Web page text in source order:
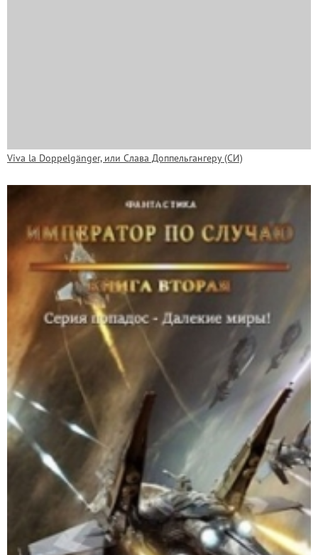
Viva la Doppelgänger, или Слава Доппельгангеру (СИ)